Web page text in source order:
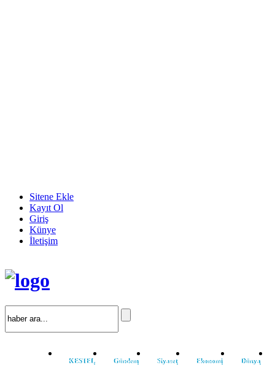
Sitene Ekle
Kayıt Ol
Giriş
Künye
İletişim
KESTEL Gündem Siyaset Ekonomi Dünya